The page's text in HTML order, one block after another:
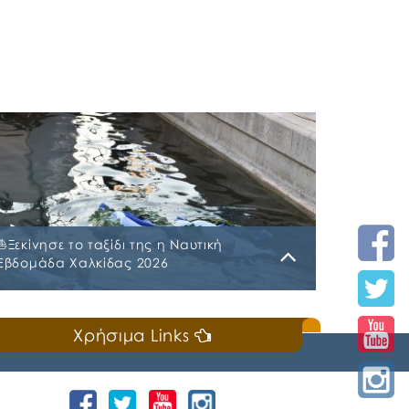
το ταξίδι της η Ναυτική
Χαλκίδας 2026
📣Για 3η συνεχή χρονιά «άνοιξε πανιά» η
Εβδομάδα Χαλκίδας χθες, Σάββατο
Ιουλίου 2026, που διοργανώνουν ο Δήμος
Χαλκιδέων και η Ιερά Μητρόπολη Χαλκίδος,
Χρήσιμα Links